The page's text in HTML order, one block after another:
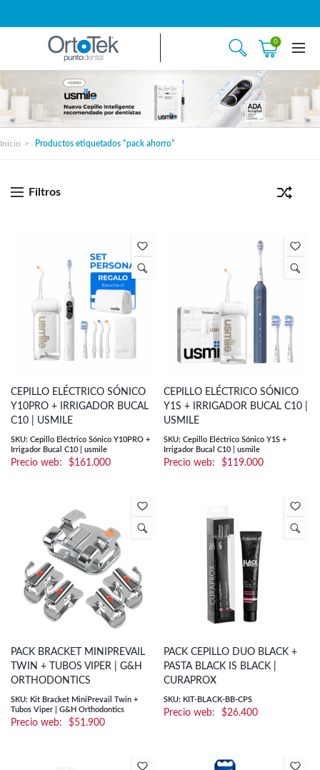
0
Inicio Productos etiquetados “pack ahorro”
Filtros
CEPILLO ELÉCTRICO SÓNICO
Y10PRO + IRRIGADOR BUCAL
C10 | USMILE
SKU: Cepillo Eléctrico Sónico Y10PRO +
Irrigador Bucal C10 | usmile
$161.000
CEPILLO ELÉCTRICO SÓNICO
Y1S + IRRIGADOR BUCAL C10 |
USMILE
SKU: Cepillo Eléctrico Sónico Y1S +
Irrigador Bucal C10 | usmile
$119.000
PACK BRACKET MINIPREVAIL
TWIN + TUBOS VIPER | G&H
ORTHODONTICS
SKU: Kit Bracket MiniPrevail Twin +
Tubos Viper | G&H Orthodontics
$51.900
PACK CEPILLO DUO BLACK +
PASTA BLACK IS BLACK |
CURAPROX
SKU: KIT-BLACK-BB-CPS
$26.400